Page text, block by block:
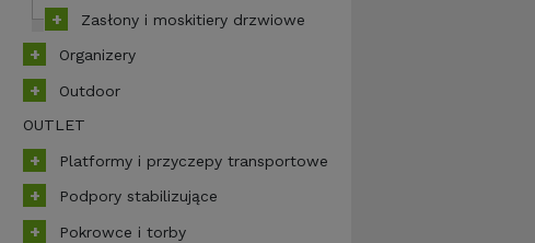
Zasłony i moskitiery drzwiowe
Organizery
Outdoor
OUTLET
Platformy i przyczepy transportowe
Podpory stabilizujące
Pokrowce i torby